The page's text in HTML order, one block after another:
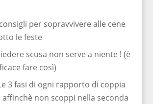
per sopravvivere alle cene
le feste
scusa non serve a niente ! (è
fare così)
3 fasi di ogni rapporto di coppia
affinchè non scoppi nella seconda